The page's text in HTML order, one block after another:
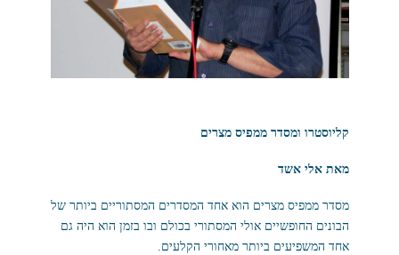
קליוסטרו ומסדר ממפיס מצרים
מאת אלי אשד
מסדר ממפיס מצרים הוא אחד המסדרים המסתוריים ביותר של
הבונים החופשיים אולי המסתורי בכולם ובו בזמן הוא היה גם
אחד המשפיעים ביותר מאחורי הקלעים.